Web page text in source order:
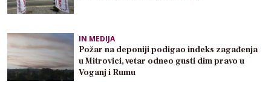
IN MEDIJA
Požar na deponiji podigao indeks zagađenja
u Mitrovici, vetar odneo gusti dim pravo u
Voganj i Rumu